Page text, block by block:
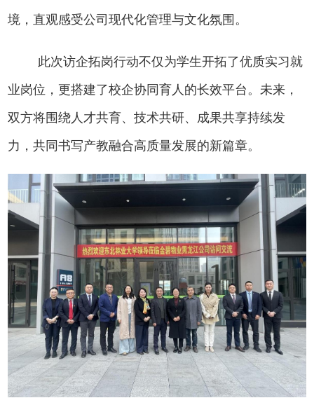
境，直观感受公司现代化管理与文化氛围。
此次访企拓岗行动不仅为学生开拓了优质实习就
业岗位，更搭建了校企协同育人的长效平台。未来，
双方将围绕人才共育、技术共研、成果共享持续发
力，共同书写产教融合高质量发展的新篇章。